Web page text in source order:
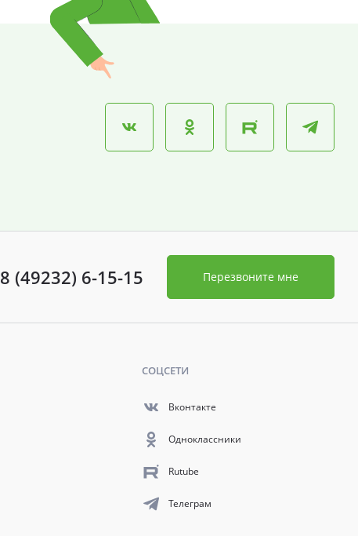
8 (49232) 6-15-15 Перезвоните мне
СОЦСЕТИ
Вконтакте
Одноклассники
Rutube
Телеграм